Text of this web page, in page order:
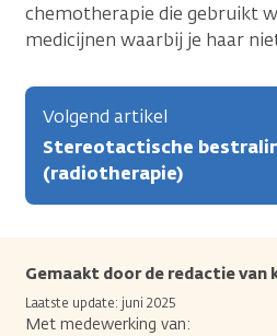
chemotherapie die gebruikt
medicijnen waarbij je haar
Volgend artikel
Stereotactische
(radiotherapie)
Gemaakt door de redactie van
Laatste update: juni 2025
Met medewerking van: